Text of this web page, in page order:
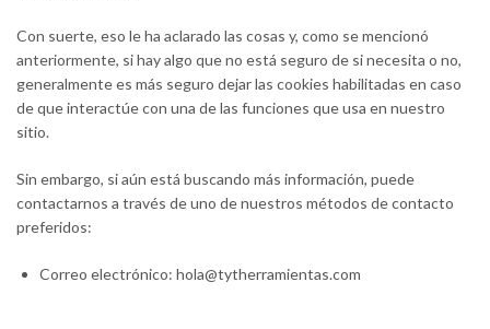
Con suerte, eso le ha aclarado las cosas y, como se mencionó
anteriormente, si hay algo que no está seguro de si necesita o no,
generalmente es más seguro dejar las cookies habilitadas en caso
de que interactúe con una de las funciones que usa en nuestro
sitio.
Sin embargo, si aún está buscando más información, puede
contactarnos a través de uno de nuestros métodos de contacto
preferidos:
Correo electrónico: hola@tytherramientas.com